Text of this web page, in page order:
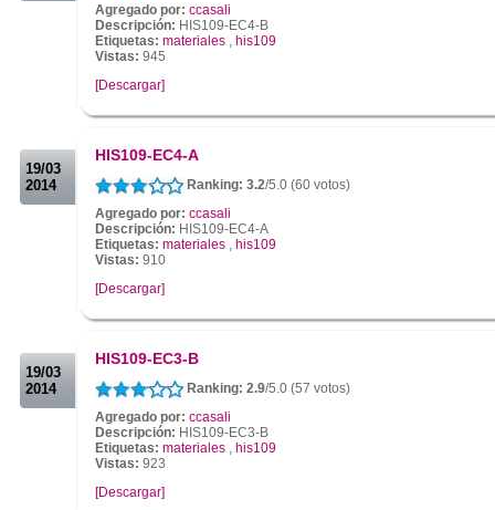
Agregado por: ccasali
Descripción: HIS109-EC4-B
Etiquetas: materiales
his109
Vistas: 945
[Descargar]
19/03
2014
HIS109-EC4-A
Ranking: 3.2/5.0 (60 votos)
Agregado por: ccasali
Descripción: HIS109-EC4-A
Etiquetas: materiales
his109
Vistas: 910
[Descargar]
19/03
2014
HIS109-EC3-B
Ranking: 2.9/5.0 (57 votos)
Agregado por: ccasali
Descripción: HIS109-EC3-B
Etiquetas: materiales
his109
Vistas: 923
[Descargar]